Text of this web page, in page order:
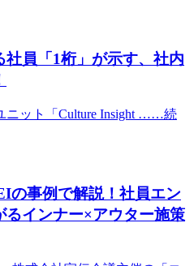
員「1桁」が示す、社内
ニット「Culture Insight ……続
の事例で解説！社員エン
インナー×アウター施策